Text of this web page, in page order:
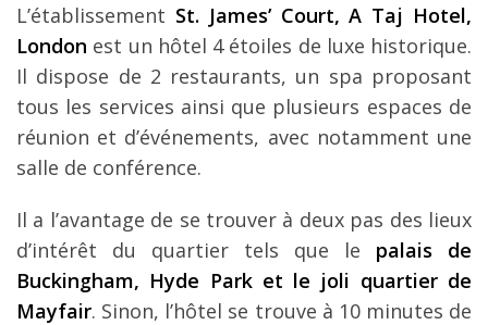
L’établissement St. James’ Court, A Taj Hotel,
London est un hôtel 4 étoiles de luxe historique.
Il dispose de 2 restaurants, un spa proposant
tous les services ainsi que plusieurs espaces de
réunion et d’événements, avec notamment une
salle de conférence.
Il a l’avantage de se trouver à deux pas des lieux
d’intérêt du quartier tels que le palais de
Buckingham, Hyde Park et le joli quartier de
Mayfair. Sinon, l’hôtel se trouve à 10 minutes de